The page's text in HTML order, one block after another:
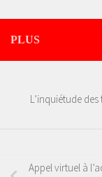
PLUS
L’inquiétude
Appel virtuel à